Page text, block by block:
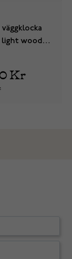
light wood
Kr